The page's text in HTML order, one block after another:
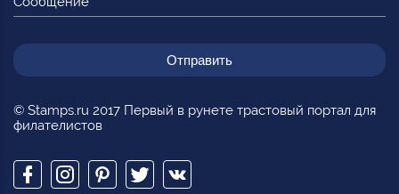
© Stamps.ru 2017 Первый в рунете трастовый портал для
филателистов